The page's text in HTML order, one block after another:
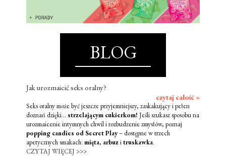
BLOG
Jak urozmaicić seks oralny?
czytaj całość »
Seks oralny może być jeszcze przyjemniejszy, zaskakujący i pełen
doznań dzięki... strzelającym cukierkom! Jeśli szukasz sposobu na
urozmaicenie intymnych chwil i rozbudzenie zmysłów, poznaj
popping candies od Secret Play– dostępne w trzech
apetycznych smakach: mięta, arbuzitruskawka.
CZYTAJ WIĘCEJ >>>